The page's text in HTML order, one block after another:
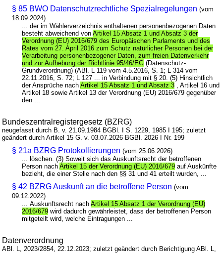
§ 85 BWO Datenschutzrechtliche Spezialregelungen (vom
18.09.2024)
... der im Wählerverzeichnis enthaltenen personenbezogenen Daten
besteht abweichend vonArtikel 15 Absatz 1 und Absatz 3 der
Verordnung (EU) 2016/679 des Europäischen Parlaments und des
Rates vom 27. April 2016 zum Schutz natürlicher Personen bei der
Verarbeitung personenbezogener Daten, zum freien Datenverkehr
und zur Aufhebung der Richtlinie 95/46/EG (Datenschutz-
Grundverordnung) (ABl. L 119 vom 4.5.2016, S. 1; L 314 vom
22.11.2016, S. 72; L 127 ... in Verbindung mit § 20. (5) Hinsichtlich
der Ansprüche nachArtikel 15 Absatz 1 und Absatz 3 , Artikel 16 und
Artikel 18 sowie Artikel 13 der Verordnung (EU) 2016/679 gegenüber
den ...
Bundeszentralregistergesetz (BZRG)
neugefasst durch B. v. 21.09.1984 BGBl. I S. 1229, 1985 I 195; zuletzt
geändert durch Artikel 15 G. v. 03.07.2026 BGBl. 2026 I Nr. 199
§ 21a BZRG Protokollierungen (vom 25.06.2026)
... löschen. (3) Soweit sich das Auskunftsrecht der betroffenen
Person nachArtikel 15 der Verordnung (EU) 2016/679 auf Auskünfte
bezieht, die einer Stelle nach den §§ 31 und 41 erteilt wurden, ...
§ 42 BZRG Auskunft an die betroffene Person (vom
09.12.2022)
... Auskunftsrecht nachArtikel 15 Absatz 1 der Verordnung (EU)
2016/679 wird dadurch gewährleistet, dass der betroffenen Person
mitgeteilt wird, welche Eintragungen ...
Datenverordnung
ABl. L, 2023/2854, 22.12.2023; zuletzt geändert durch Berichtigung ABl. L,